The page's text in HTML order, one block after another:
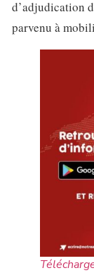
d’adjudication
parvenu à